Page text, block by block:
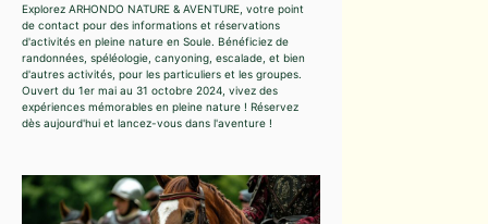
Explorez ARHONDO NATURE & AVENTURE, votre point
de contact pour des informations et réservations
d'activités en pleine nature en Soule. Bénéficiez de
randonnées, spéléologie, canyoning, escalade, et bien
d'autres activités, pour les particuliers et les groupes.
Ouvert du 1er mai au 31 octobre 2024, vivez des
expériences mémorables en pleine nature ! Réservez
dès aujourd'hui et lancez-vous dans l'aventure !